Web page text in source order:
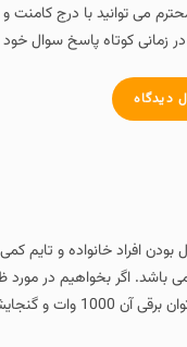
می توانید با درج
زمانی کوتاه پاسخ سوال خود
دیدگاه
افراد خانواده و تایم
باشد. اگر بخواهیم در